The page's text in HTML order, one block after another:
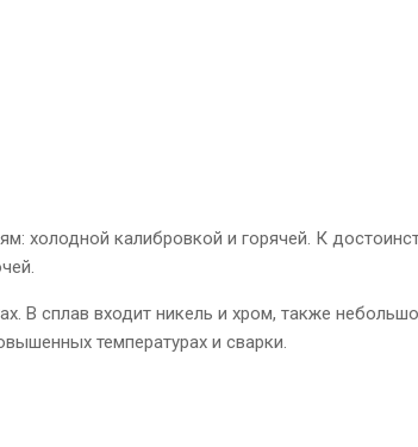
холодной калибровкой и горячей. К
В сплав входит никель и хром, также
температурах и сварки.